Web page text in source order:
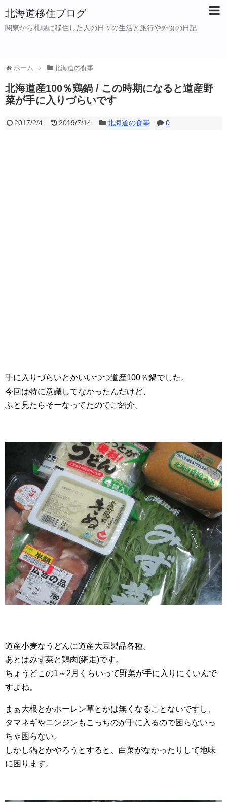
北海道移住ブログ
関東から札幌に移住した人の日々の生活と旅行や外食の日記
ホーム 北海道の食事
北海道産100％鶏鍋 / この時期になると道産野
菜が手に入りづらいです
2017/2/4 2019/7/14 北海道の食事 0
手に入りづらいとかいいつつ道産100％鍋でした。
今回は特に意識してなかったんだけど、
ふと見たらそーなってたのでご紹介。
道産小麦なうどんに道産大豆製品各種。
あとはみず菜と鶏肉(網走)です。
ちょうどこの1～2月くらいって野菜が手に入りにくいんで
すよね。
まぁ大根とかホーレン草とかは無くなることないですし、
タマネギやニンジンもこっちのが手に入るので困らないっ
ちゃ困らない。
しかし鍋とかやろうとすると、白菜がなかったりして地味
に困ります。